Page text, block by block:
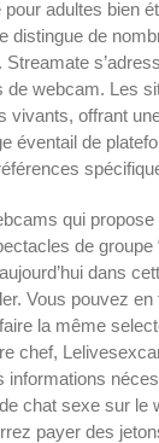
adultes bien
distingue de
webcam. Les
offrant
éventail de
qui
de
dans
Vous pouvez
la même
chef,
chat sexe sur
payer des